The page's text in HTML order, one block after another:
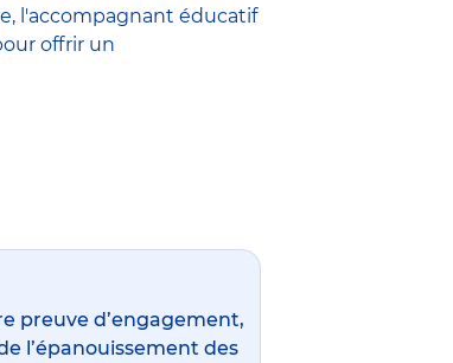
, l'accompagnant éducatif
offrir un
preuve d’engagement,
l’épanouissement des